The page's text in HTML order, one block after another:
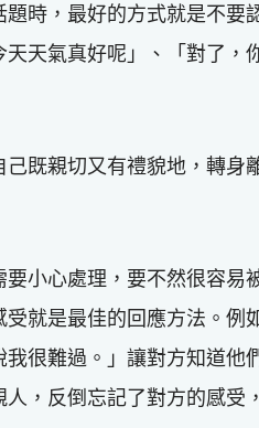
時，最好的方式就是不要
天氣真好呢」、「對了，
既親切又有禮貌地，轉身
小心處理，要不然很容易
就是最佳的回應方法。例
很難過。」讓對方知道他
，反倒忘記了對方的感受